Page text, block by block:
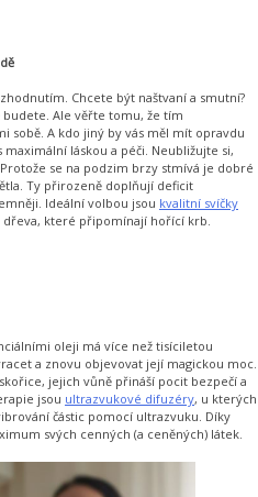
Chcete být naštvaní a smutní?
Ale věřte tomu, že tím
sobě. A kdo jiný by vás měl mít opravdu
maximální láskou a péči. Neubližujte si,
se na podzim brzy stmívá je dobré
Ty přirozeně doplňují deficit
Ideální volbou jsou kvalitní svíčky
které připomínají hořící krb.
oleji má více než tisíciletou
a znovu objevovat její magickou moc.
jejich vůně přináší pocit bezpečí a
jsou ultrazvukové difuzéry, u kterých
částic pomocí ultrazvuku. Díky
svých cenných (a ceněných) látek.